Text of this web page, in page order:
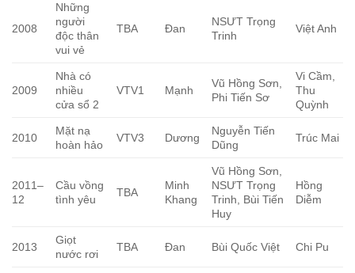
2008
Những
người
độc thân
vui vẻ
TBA Đan
NSƯT Trọng
Trinh
Việt Anh
2009
Nhà có
nhiều
cửa sổ 2
VTV1 Mạnh
Vũ Hồng Sơn,
Phi Tiến Sơ
Vi Cầm,
Thu
Quỳnh
2010
Mặt nạ
hoàn hảo
VTV3 Dương
Nguyễn Tiến
Dũng
Trúc Mai
2011–
12
Cầu vồng
tình yêu
TBA
Minh
Khang
Vũ Hồng Sơn,
NSƯT Trọng
Trinh, Bùi Tiến
Huy
Hồng
Diễm
2013
Giọt
nước rơi
TBA Đan Bùi Quốc Việt Chi Pu